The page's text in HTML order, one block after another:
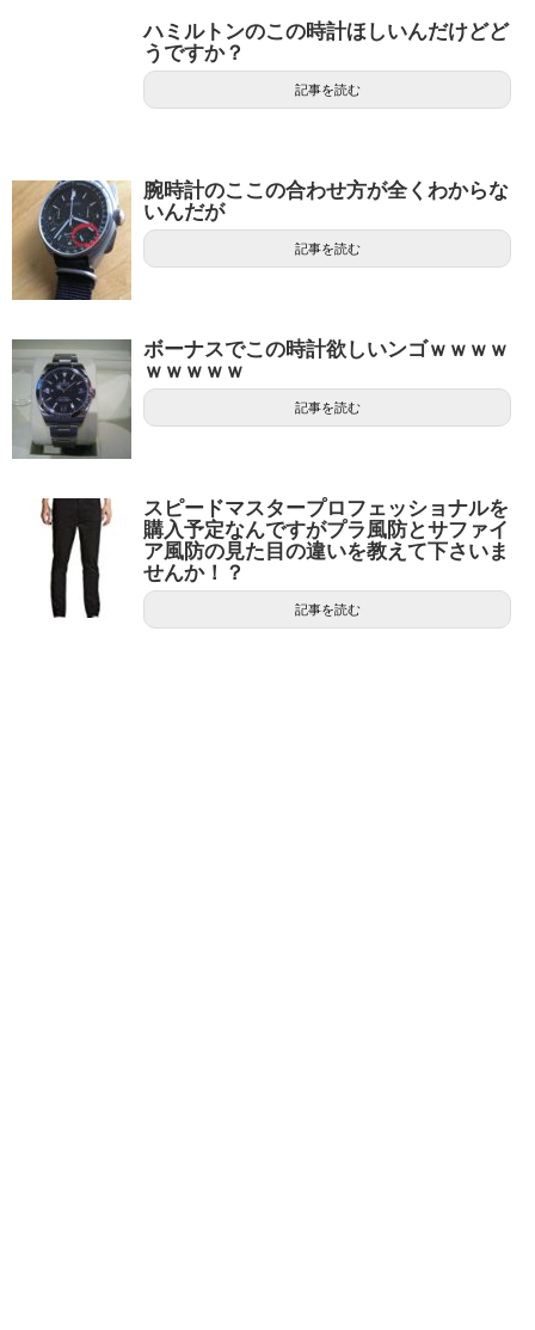
ハミルトンのこの時計ほしいんだけどど
うですか？
記事を読む
腕時計のここの合わせ方が全くわからな
いんだが
記事を読む
ボーナスでこの時計欲しいンゴｗｗｗｗ
ｗｗｗｗｗ
記事を読む
スピードマスタープロフェッショナルを
購入予定なんですがプラ風防とサファイ
ア風防の見た目の違いを教えて下さいま
せんか！？
記事を読む